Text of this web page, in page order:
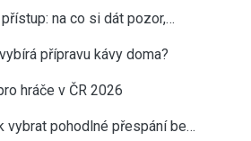
na co si dát pozor,…
přípravu kávy doma?
hráče v ČR 2026
vybrat pohodlné přespání be…